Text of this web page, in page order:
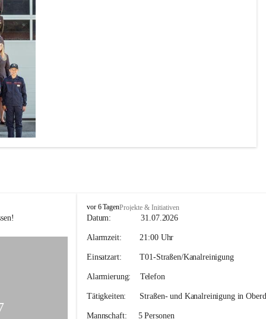
F
F
o
e
n
k
o
l
vor 6 TagenProjekte & Initiativen
Datum: 31.07.2026
Alarmzeit:
        21:00 Uhr
Einsatzart: T01-Straßen/Kanalreinigung
Alarmierung: Telefon
Tätigkeiten:
Straßen- und Kanalreinigung in
Mannschaft:
     5 Personen